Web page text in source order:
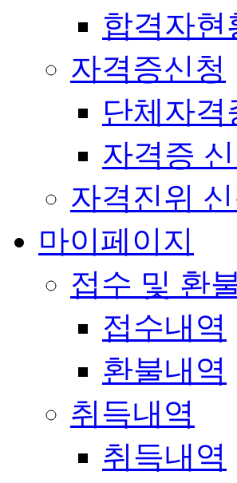
합격자현
자격증신청
단체자격
자격증
자격진위
마이페이지
접수 및 환
접수내역
환불내역
취득내역
취득내역